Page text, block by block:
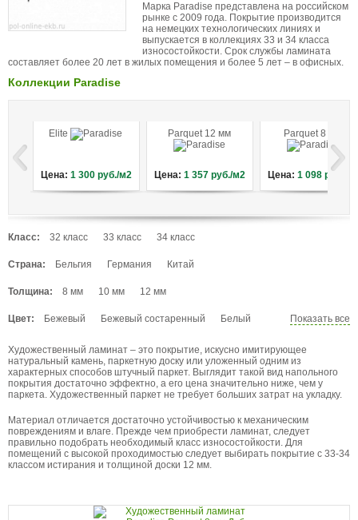
Марка Paradise представлена на российском
рынке с 2009 года. Покрытие производится
на немецких технологических линиях и
выпускается в коллекциях 33 и 34 класса
износостойкости. Срок службы ламината
составляет более 20 лет в жилых помещения и более 5 лет – в офисных.
Коллекции Paradise
Elite
Цена: 1 300 руб./м2
Parquet 12 мм
Цена: 1 357 руб./м2
Parquet 8 мм
Цена: 1 098 руб./м2
Класс: 32 класс 33 класс 34 класс
Страна: Бельгия Германия Китай
Толщина: 8 мм 10 мм 12 мм
Цвет: Бежевый Бежевый состаренный
Белый
Желтый винтаж
Коричнево-бежевый
Коричнево-рыжий
Коричнево-серый
Коричневый
Коричневый состаренный
Светло-бежевый с коричневым
Светло-коричневый
Светло-серый
Светлый
Светлый венге
Серо-коричневый
Серый
Черно-серый
Показать все
Художественный ламинат – это покрытие, искусно имитирующее
натуральный камень, паркетную доску или уложенный одним из
характерных способов штучный паркет. Выглядит такой вид напольного
покрытия достаточно эффектно, а его цена значительно ниже, чем у
паркета. Художественный паркет не требует больших затрат на укладку.
Материал отличается достаточно устойчивостью к механическим
повреждениям и влаге. Прежде чем приобрести ламинат, следует
правильно подобрать необходимый класс износостойкости. Для
помещений с высокой проходимостью следует выбирать покрытие с 33-34
классом истирания и толщиной доски 12 мм.